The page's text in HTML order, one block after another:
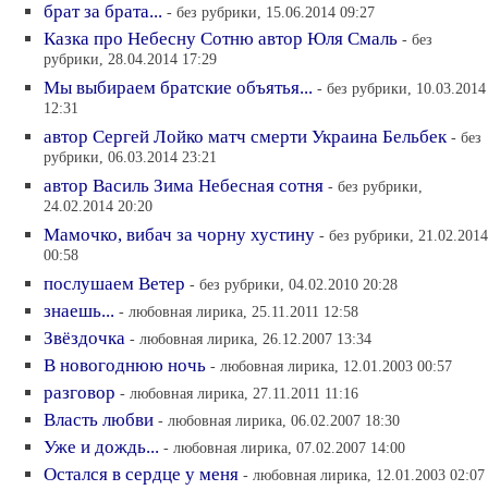
брат за брата... - без рубрики, 15.06.2014 09:27
Казка про Небесну Сотню автор Юля Смаль - без
рубрики, 28.04.2014 17:29
Мы выбираем братские объятья... - без рубрики, 10.03.2014
12:31
автор Сергей Лойко матч смерти Украина Бельбек - без
рубрики, 06.03.2014 23:21
автор Василь Зима Небесная сотня - без рубрики,
24.02.2014 20:20
Мамочко, вибач за чорну хустину - без рубрики, 21.02.2014
00:58
послушаем Ветер - без рубрики, 04.02.2010 20:28
знаешь... - любовная лирика, 25.11.2011 12:58
Звёздочка - любовная лирика, 26.12.2007 13:34
В новогоднюю ночь - любовная лирика, 12.01.2003 00:57
разговор - любовная лирика, 27.11.2011 11:16
Власть любви - любовная лирика, 06.02.2007 18:30
Уже и дождь... - любовная лирика, 07.02.2007 14:00
Остался в сердце у меня - любовная лирика, 12.01.2003 02:07